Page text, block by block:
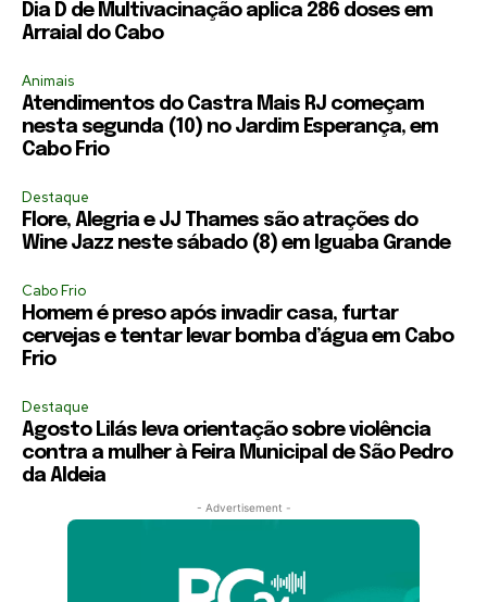
Dia D de Multivacinação aplica 286 doses em
Arraial do Cabo
Animais
Atendimentos do Castra Mais RJ começam
nesta segunda (10) no Jardim Esperança, em
Cabo Frio
Destaque
Flore, Alegria e JJ Thames são atrações do
Wine Jazz neste sábado (8) em Iguaba Grande
Cabo Frio
Homem é preso após invadir casa, furtar
cervejas e tentar levar bomba d’água em Cabo
Frio
Destaque
Agosto Lilás leva orientação sobre violência
contra a mulher à Feira Municipal de São Pedro
da Aldeia
- Advertisement -